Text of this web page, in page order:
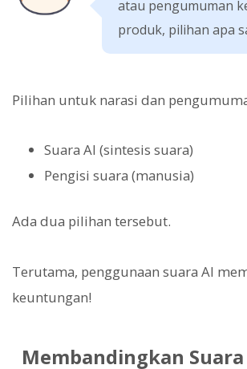
atau pengumuman
produk, pilihan apa
Pilihan untuk narasi dan
Suara AI (sintesis suara)
Pengisi suara (manusia)
Ada dua pilihan tersebut.
Terutama, penggunaan suara AI
keuntungan!
Membandingkan Suara